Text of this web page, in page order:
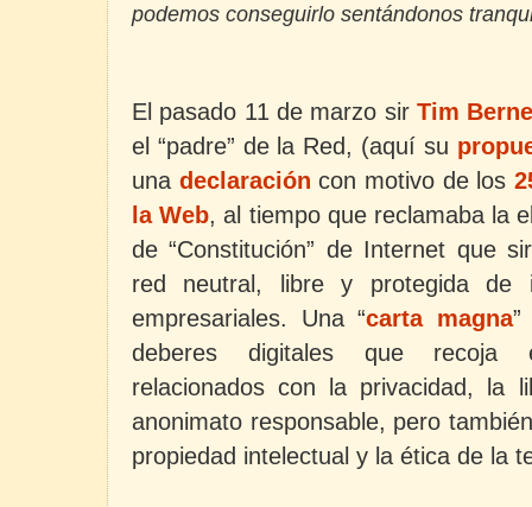
podemos conseguirlo sentándonos
El pasado 11 de marzo sir Tim
el “padre” de la Red, (aquí su
una declaración con motivo de los
la Web,al tiempo que reclamaba la
de “Constitución” de Internet que
red neutral, libre y protegida de
empresariales. Una “carta magna”
deberes digitales que recoja
relacionados con la privacidad, la
anonimato responsable, pero
propiedad intelectual y la ética de la